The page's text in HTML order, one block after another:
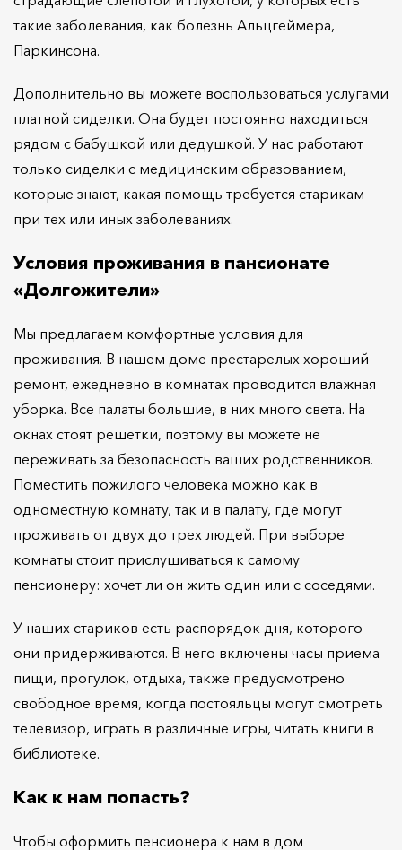
такие заболевания, как болезнь Альцгеймера,
Паркинсона.
Дополнительно вы можете воспользоваться услугами
платной сиделки. Она будет постоянно находиться
рядом с бабушкой или дедушкой. У нас работают
только сиделки с медицинским образованием,
которые знают, какая помощь требуется старикам
при тех или иных заболеваниях.
Условия проживания в пансионате
«Долгожители»
Мы предлагаем комфортные условия для
проживания. В нашем доме престарелых хороший
ремонт, ежедневно в комнатах проводится влажная
уборка. Все палаты большие, в них много света. На
окнах стоят решетки, поэтому вы можете не
переживать за безопасность ваших родственников.
Поместить пожилого человека можно как в
одноместную комнату, так и в палату, где могут
проживать от двух до трех людей. При выборе
комнаты стоит прислушиваться к самому
пенсионеру: хочет ли он жить один или с соседями.
У наших стариков есть распорядок дня, которого
они придерживаются. В него включены часы приема
пищи, прогулок, отдыха, также предусмотрено
свободное время, когда постояльцы могут смотреть
телевизор, играть в различные игры, читать книги в
библиотеке.
Как к нам попасть?
Чтобы оформить пенсионера к нам в дом